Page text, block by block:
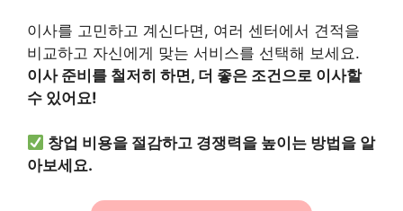
이사를 고민하고 계신다면, 여러 센터에서 견적을
비교하고 자신에게 맞는 서비스를 선택해 보세요.
이사 준비를 철저히 하면, 더 좋은 조건으로 이사할
수 있어요!
창업 비용을 절감하고 경쟁력을 높이는 방법을 알
아보세요.